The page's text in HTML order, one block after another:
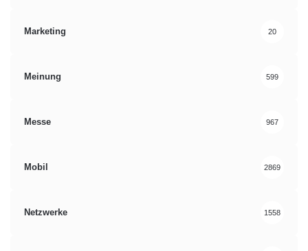
Marketing 20
Meinung 599
Messe 967
Mobil 2869
Netzwerke 1558